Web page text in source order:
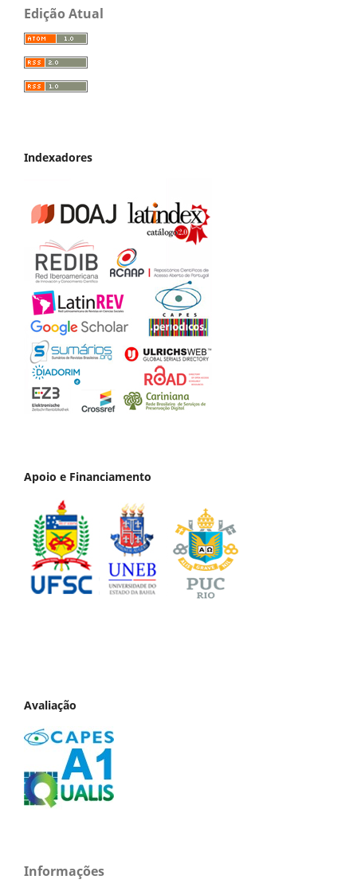
Edição Atual
Indexadores
Apoio e Financiamento
Avaliação
Informações